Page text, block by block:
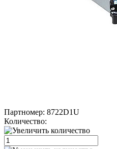
Партномер: 8722D1U
Количество: